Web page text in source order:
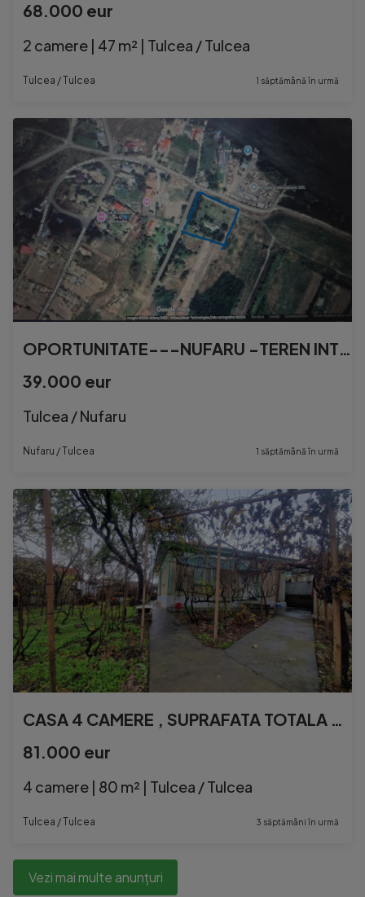
68.000 eur
2 camere | 47 m² | Tulcea / Tulcea
Tulcea / Tulcea 1 săptămână în urmă
OPORTUNITATE---NUFARU -TEREN INTRAVILAN 2400 MP, UTILITATI
39.000 eur
Tulcea / Nufaru
Nufaru / Tulcea 1 săptămână în urmă
CASA 4 CAMERE , SUPRAFATA TOTALA 80 MP , TEREREN 355 MP, DES
81.000 eur
4 camere | 80 m² | Tulcea / Tulcea
Tulcea / Tulcea 3 săptămâni în urmă
Vezi mai multe anunțuri